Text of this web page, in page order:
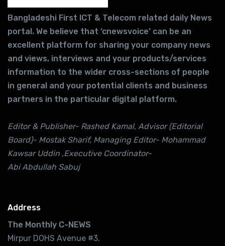
Bangladeshi First ICT & Telecom related daily News
portal. We believe that ‘cnewsvoice’ can be an
excellent platform for sharing your company news
and views, interviews and your products/services
information to the wider cross-sections of people
in general and your potential clients and business
partners in the particular digital platform.
Editor & Publisher- Rashed Kamal, Advisor (Editorial
Board)- Mostak Sharif, Managing Editor- Mohammad
Kawsar Uddin ,Executive Coordinator-
Abi Abdullah Sabuj
Address
The Monthly C-NEWS
Mirpur DOHS Avenue #3.